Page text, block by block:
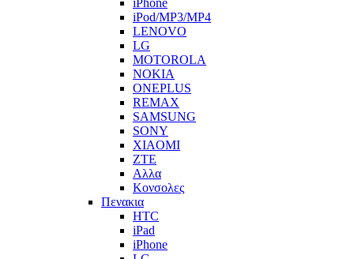
iPhone
iPod/MP3/MP4
LENOVO
LG
MOTOROLA
NOKIA
ONEPLUS
REMAX
SAMSUNG
SONY
XIAOMI
ZTE
Αλλα
Κονσολες
Πενακια
HTC
iPad
iPhone